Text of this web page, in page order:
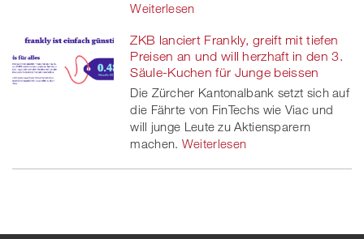
Weiterlesen
ZKB lanciert Frankly, greift mit tiefen
Preisen an und will herzhaft in den 3.
Säule-Kuchen für Junge beissen
Die Zürcher Kantonalbank setzt sich auf
die Fährte von FinTechs wie Viac und
will junge Leute zu Aktiensparern
machen. Weiterlesen